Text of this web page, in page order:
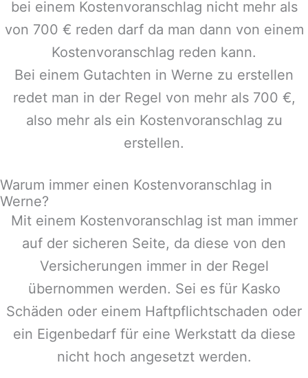
bei einem Kostenvoranschlag nicht mehr als
von 700 € reden darf da man dann von einem
Kostenvoranschlag reden kann.
Bei einem Gutachten in Werne zu erstellen
redet man in der Regel von mehr als 700 €,
also mehr als ein Kostenvoranschlag zu
erstellen.
Warum immer einen Kostenvoranschlag in
Werne?
Mit einem Kostenvoranschlag ist man immer
auf der sicheren Seite, da diese von den
Versicherungen immer in der Regel
übernommen werden. Sei es für Kasko
Schäden oder einem Haftpflichtschaden oder
ein Eigenbedarf für eine Werkstatt da diese
nicht hoch angesetzt werden.